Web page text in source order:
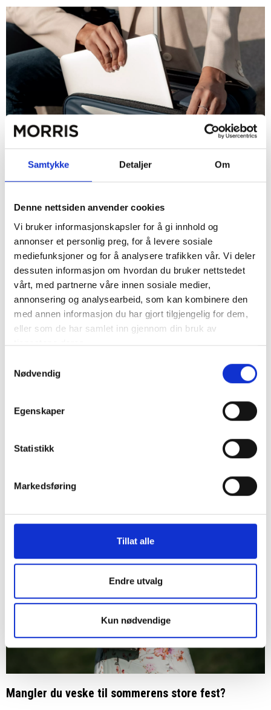
Samtykke Detaljer Om
Denne nettsiden anvender cookies
Vi bruker informasjonskapsler for å gi innhold og
annonser et personlig preg, for å levere sosiale
mediefunksjoner og for å analysere trafikken vår. Vi deler
dessuten informasjon om hvordan du bruker nettstedet
vårt, med partnerne våre innen sosiale medier,
annonsering og analysearbeid, som kan kombinere den
med annen informasjon du har gjort tilgjengelig for dem,
eller som de har samlet inn gjennom din bruk av
tjenestene deres.
Nødvendig
Egenskaper
Statistikk
Markedsføring
Tillat alle
Endre utvalg
Kun nødvendige
behagelig! Vi gir deg råd til hva du bør tenke på .
Mangler du veske til sommerens store fest?